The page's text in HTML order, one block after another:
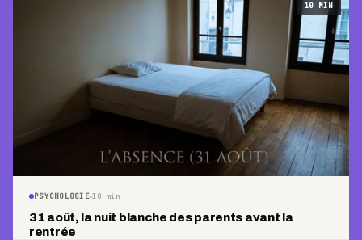
10 MIN
PSYCHOLOGIE 10 min
31 août, la nuit blanche des parents avant la
rentrée